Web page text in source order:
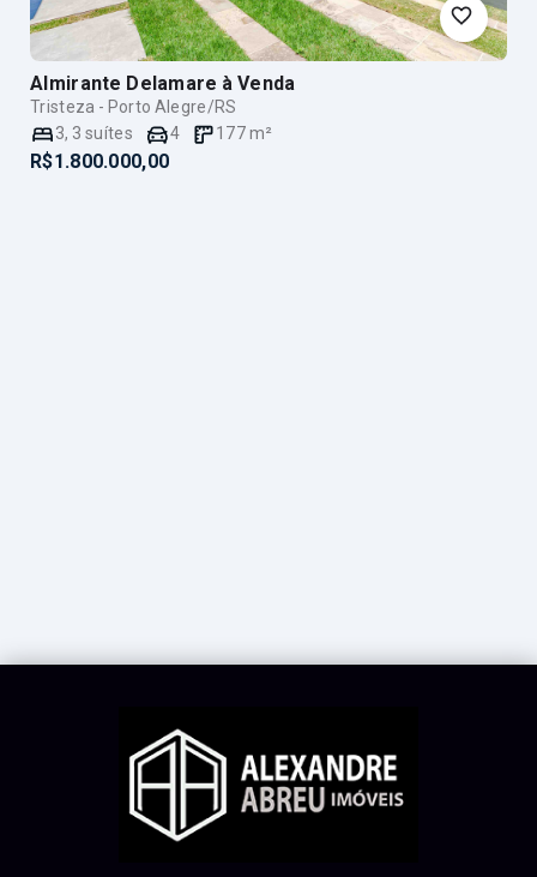
Almirante Delamare à Venda
Tristeza - Porto Alegre/RS
3, 3 suítes 4 177m²
R$1.800.000,00